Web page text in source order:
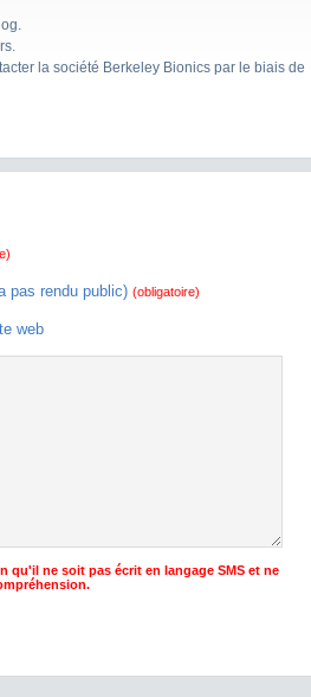
la société Berkeley Bionics par le biais de
pas rendu public) (obligatoire)
web
qu'il ne soit pas écrit en langage SMS et ne